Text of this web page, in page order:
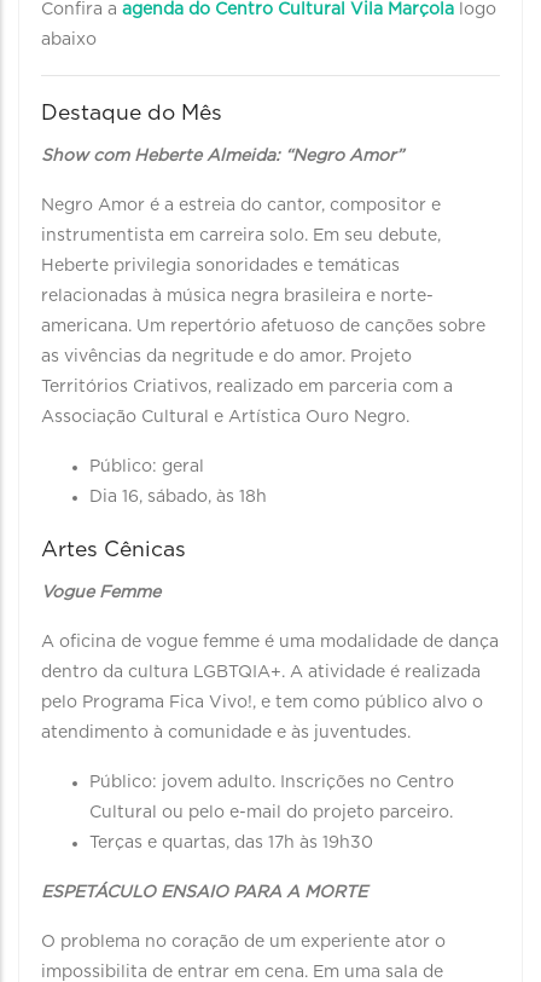
Confira a agenda do Centro Cultural Vila Marçola logo
abaixo
Destaque do Mês
Show com Heberte Almeida: “Negro Amor”
Negro Amor é a estreia do cantor, compositor e
instrumentista em carreira solo. Em seu debute,
Heberte privilegia sonoridades e temáticas
relacionadas à música negra brasileira e norte-
americana. Um repertório afetuoso de canções sobre
as vivências da negritude e do amor. Projeto
Territórios Criativos, realizado em parceria com a
Associação Cultural e Artística Ouro Negro.
Público: geral
Dia 16, sábado, às 18h
Artes Cênicas
Vogue Femme
A oficina de vogue femme é uma modalidade de dança
dentro da cultura LGBTQIA+. A atividade é realizada
pelo Programa Fica Vivo!, e tem como público alvo o
atendimento à comunidade e às juventudes.
Público: jovem adulto. Inscrições no Centro
Cultural ou pelo e-mail do projeto parceiro.
Terças e quartas, das 17h às 19h30
ESPETÁCULO ENSAIO PARA A MORTE
O problema no coração de um experiente ator o
impossibilita de entrar em cena. Em uma sala de